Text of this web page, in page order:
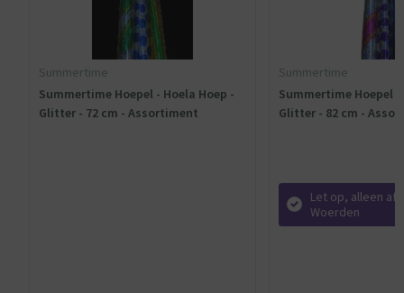
Summertime
Summertime Hoepel - Hoela Hoep -
Glitter - 72 cm - Assortiment
Summertime
Summertime Hoepel -
Glitter - 82 cm -
Let op, alleen af
Woerden